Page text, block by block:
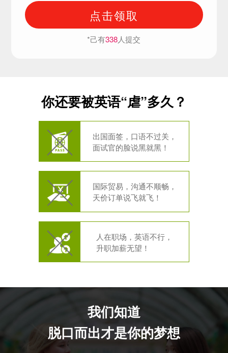
点击领取
*己有338人提交
你还要被英语“虐”多久？
出国面签，口语不过关，
面试官的脸说黑就黑！
国际贸易，沟通不顺畅，
天价订单说飞就飞！
人在职场，英语不行，
升职加薪无望！
我们知道
脱口而出才是你的梦想